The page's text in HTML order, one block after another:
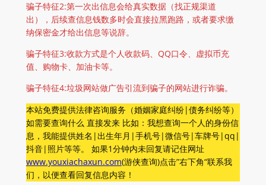
骗子特征2:第一次出信息会给真实数据（找正规渠道
出），后续查信息钱数多时会直接拉黑跑路，或者要求缴
纳保密金才给出信息等说辞。
骗子特征3:收款方式是个人收款码、QQ口令、虚拟币充
值、购物卡、加油卡等。
骗子特征4:垃圾网站做广告引流到骗子的网站进行诈骗。
本站免费提供法律咨询服务（婚姻家庭纠纷|债务纠纷等）
如需要查询什么 直接发来 比如：我想查询一个人的身份信
息，我能提供姓名|出生年月|手机号|微信号|车牌号|qq|
抖音|照片等等。 如果1分钟内未回复请记住网址
www.youxiachaxun.com(游侠查询)点击”右下角“联系我
们，以便查看回复信息内容！